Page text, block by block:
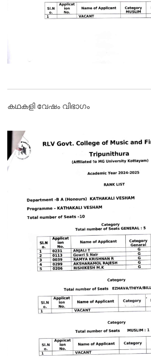
കഥകളി വേഷം വിഭാഗം